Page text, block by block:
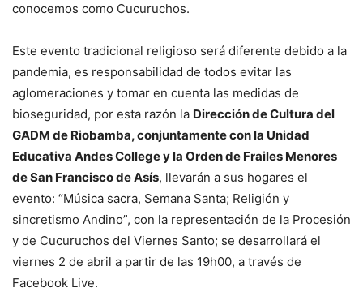
conocemos como Cucuruchos.
Este evento tradicional religioso será diferente debido a la
pandemia, es responsabilidad de todos evitar las
aglomeraciones y tomar en cuenta las medidas de
bioseguridad, por esta razón la Dirección de Cultura del
GADM de Riobamba, conjuntamente con la Unidad
Educativa Andes College y la Orden de Frailes Menores
de San Francisco de Asís, llevarán a sus hogares el
evento: “Música sacra, Semana Santa; Religión y
sincretismo Andino”, con la representación de la Procesión
y de Cucuruchos del Viernes Santo; se desarrollará el
viernes 2 de abril a partir de las 19h00, a través de
Facebook Live.